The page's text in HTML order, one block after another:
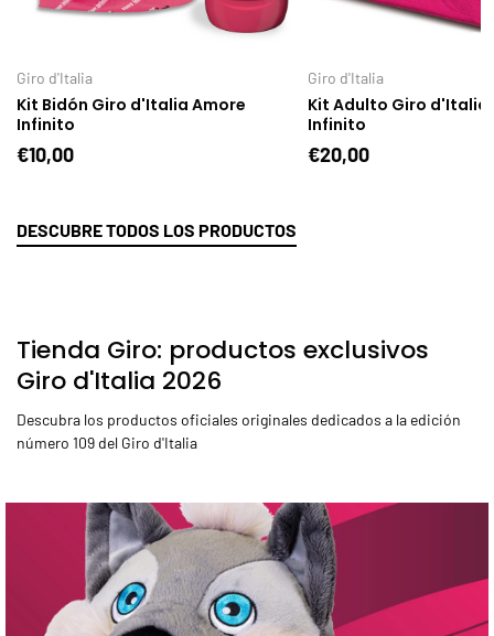
Giro d'Italia
Kit Bidón Giro d'Italia Amore
Infinito
€10,00
Giro d'Italia
Kit Adulto Giro d'Italia
Infinito
€20,00
DESCUBRE TODOS LOS PRODUCTOS
Tienda Giro: productos exclusivos
Giro d'Italia 2026
Descubra los productos oficiales originales dedicados a la edición
número 109 del Giro d'Italia